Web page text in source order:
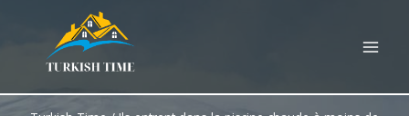
content